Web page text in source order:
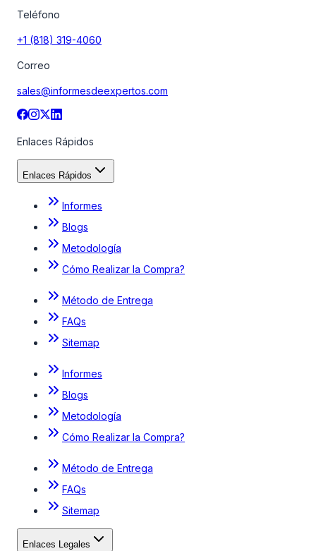
Teléfono
+1 (818) 319-4060
Correo
sales@informesdeexpertos.com
Enlaces Rápidos
Enlaces Rápidos
Informes
Blogs
Metodología
Cómo Realizar la Compra?
Método de Entrega
FAQs
Sitemap
Informes
Blogs
Metodología
Cómo Realizar la Compra?
Método de Entrega
FAQs
Sitemap
Enlaces Legales